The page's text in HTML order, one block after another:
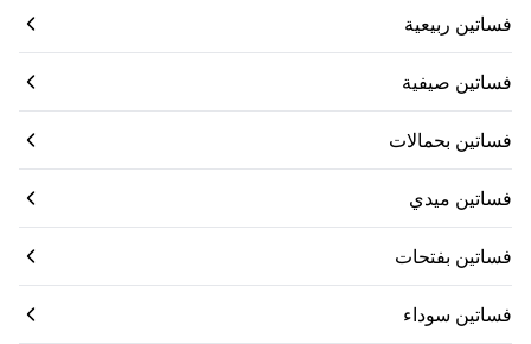
فساتين ربيعية
فساتين صيفية
فساتين بحمالات
فساتين ميدي
فساتين بفتحات
فساتين سوداء